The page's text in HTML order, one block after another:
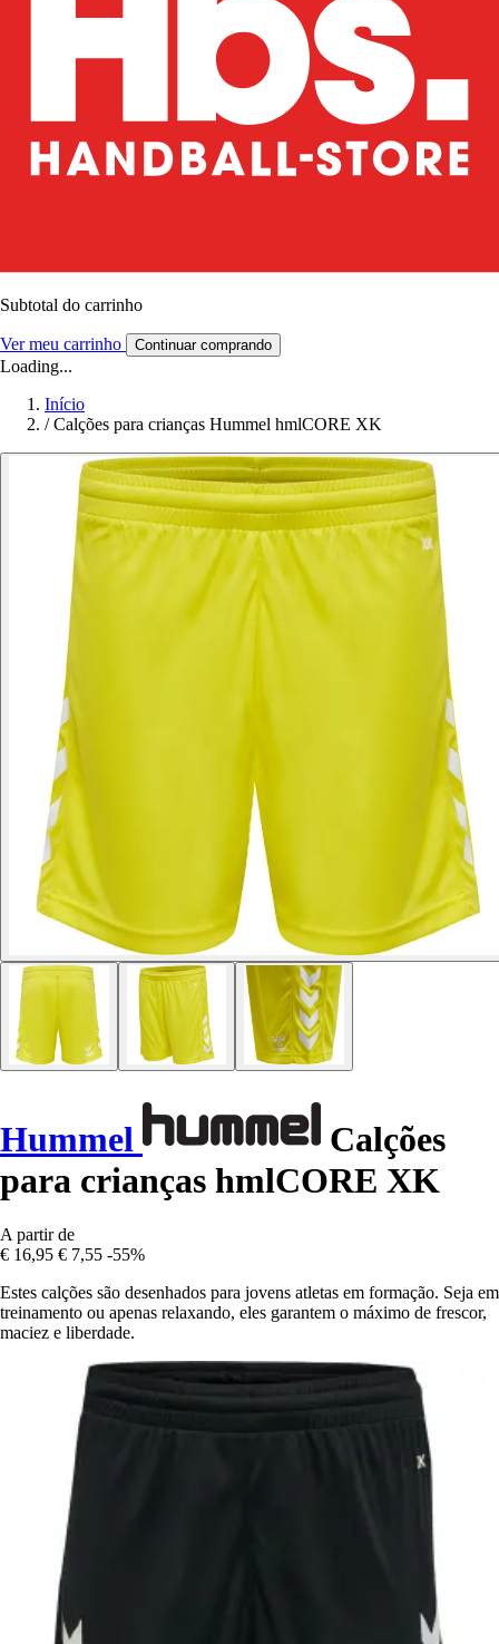
Subtotal do carrinho
Ver meu carrinho Continuar comprando
Loading...
Início
/ Calções para crianças Hummel hmlCORE XK
Hummel
Calções
para crianças hmlCORE XK
A partir de
€ 16,95 € 7,55 -55%
Estes calções são desenhados para jovens atletas em formação. Seja em
treinamento ou apenas relaxando, eles garantem o máximo de frescor,
maciez e liberdade.